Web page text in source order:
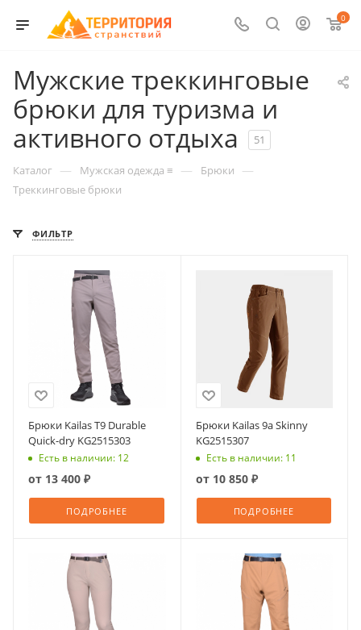
0
Мужские треккинговые
брюки для туризма и
активного отдыха
51
Каталог — Мужская одежда ≡ — Брюки —
Треккинговые брюки
ФИЛЬТР
Брюки Kailas T9 Durable
Quick-dry KG2515303
Есть в наличии: 12
от 13 400 ₽
ПОДРОБНЕЕ
Брюки Kailas 9a Skinny
KG2515307
Есть в наличии: 11
от 10 850 ₽
ПОДРОБНЕЕ